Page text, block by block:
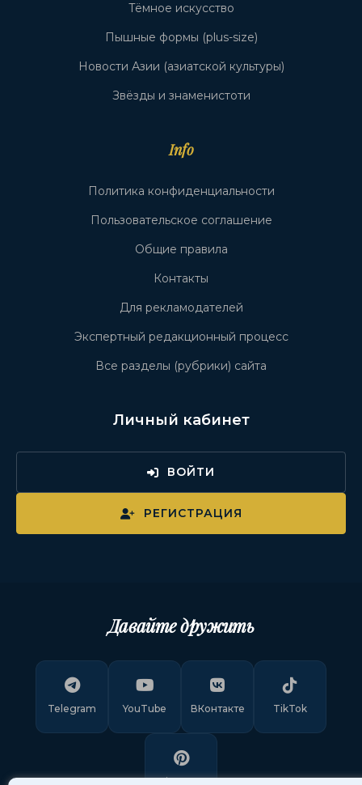
Тёмное искусство
Пышные формы (plus-size)
Новости Азии (азиатской культуры)
Звёзды и знаменистоти
Info
Политика конфиденциальности
Пользовательское соглашение
Общие правила
Контакты
Для рекламодателей
Экспертный редакционный процесс
Все разделы (рубрики) сайта
Личный кабинет
ВОЙТИ
РЕГИСТРАЦИЯ
Давайте дружить
Telegram YouTube ВКонтакте TikTok
Pinterest